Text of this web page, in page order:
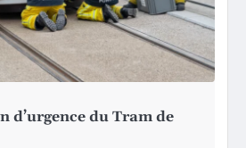
d’urgence du Tram de